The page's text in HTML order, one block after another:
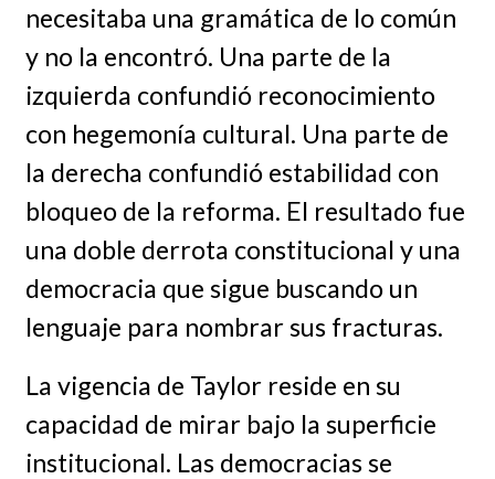
necesitaba una gramática de lo común
y no la encontró. Una parte de la
izquierda confundió reconocimiento
con hegemonía cultural. Una parte de
la derecha confundió estabilidad con
bloqueo de la reforma. El resultado fue
una doble derrota constitucional y una
democracia que sigue buscando un
lenguaje para nombrar sus fracturas.
La vigencia de Taylor reside en su
capacidad de mirar bajo la superficie
institucional. Las democracias se